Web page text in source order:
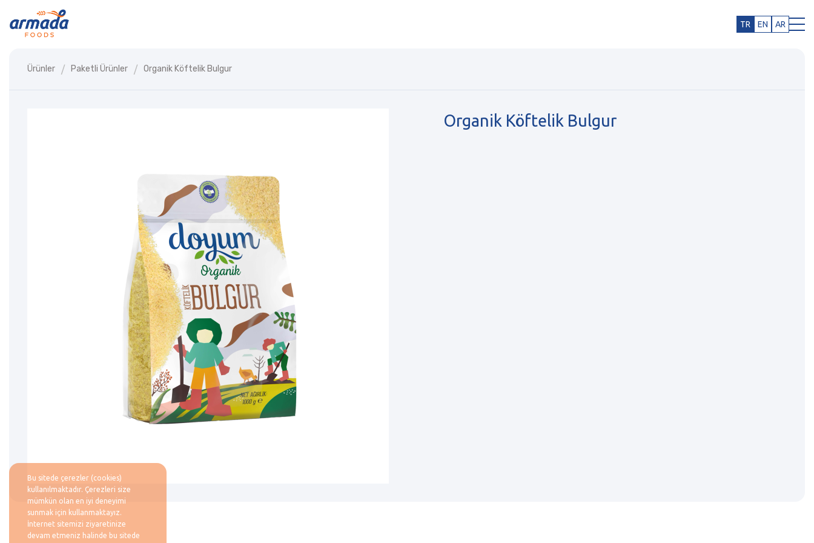
TR EN AR
Ürünler Paketli Ürünler Organik Köftelik Bulgur
Organik Köftelik Bulgur
Bu sitede çerezler (cookies)
kullanılmaktadır. Çerezleri size
mümkün olan en iyi deneyimi
sunmak için kullanmaktayız.
İnternet sitemizi ziyaretinize
devam etmeniz halinde bu sitede